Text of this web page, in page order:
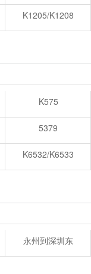
K1205/K1208
K575
5379
K6532/K6533
永州到深圳东